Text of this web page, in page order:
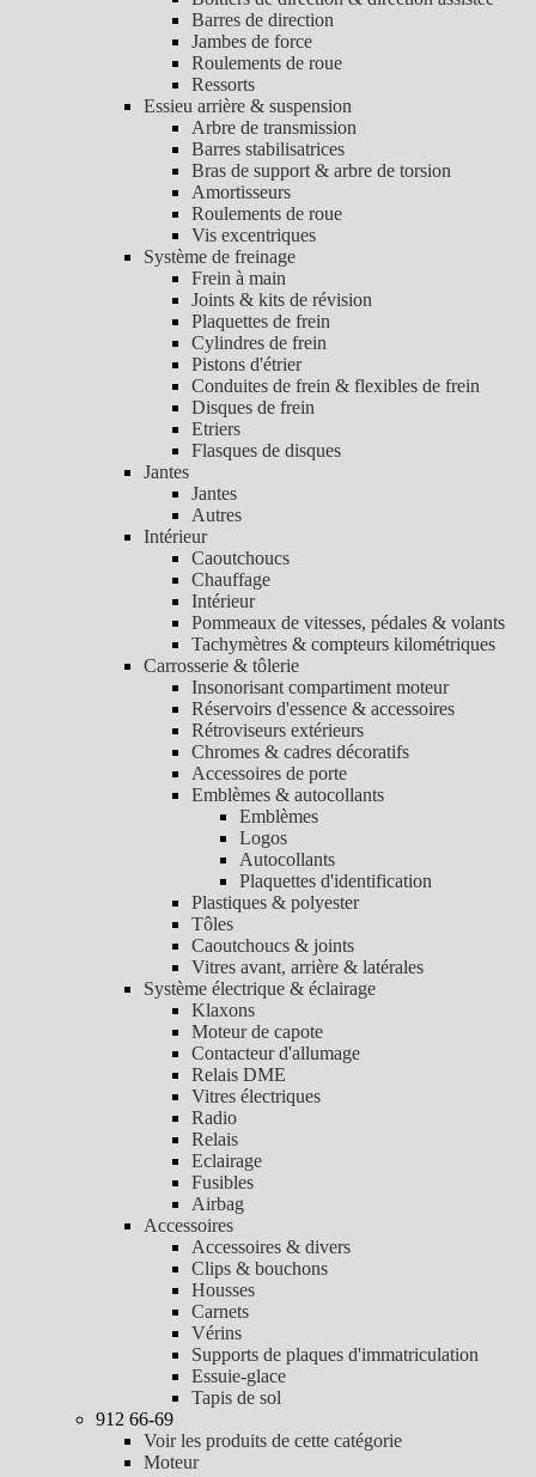
Barres de direction
Jambes de force
Roulements de roue
Ressorts
Essieu arrière & suspension
Arbre de transmission
Barres stabilisatrices
Bras de support & arbre de torsion
Amortisseurs
Roulements de roue
Vis excentriques
Système de freinage
Frein à main
Joints & kits de révision
Plaquettes de frein
Cylindres de frein
Pistons d'étrier
Conduites de frein & flexibles de frein
Disques de frein
Etriers
Flasques de disques
Jantes
Jantes
Autres
Intérieur
Caoutchoucs
Chauffage
Intérieur
Pommeaux de vitesses, pédales & volants
Tachymètres & compteurs kilométriques
Carrosserie & tôlerie
Insonorisant compartiment moteur
Réservoirs d'essence & accessoires
Rétroviseurs extérieurs
Chromes & cadres décoratifs
Accessoires de porte
Emblèmes & autocollants
Emblèmes
Logos
Autocollants
Plaquettes d'identification
Plastiques & polyester
Tôles
Caoutchoucs & joints
Vitres avant, arrière & latérales
Système électrique & éclairage
Klaxons
Moteur de capote
Contacteur d'allumage
Relais DME
Vitres électriques
Radio
Relais
Eclairage
Fusibles
Airbag
Accessoires
Accessoires & divers
Clips & bouchons
Housses
Carnets
Vérins
Supports de plaques d'immatriculation
Essuie-glace
Tapis de sol
912 66-69
Voir les produits de cette catégorie
Moteur